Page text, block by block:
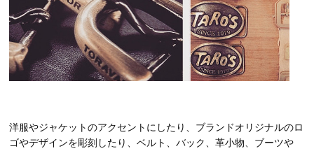
洋服やジャケットのアクセントにしたり、ブランドオリジナルのロ
ゴやデザインを彫刻したり、ベルト、バック、革小物、ブーツや